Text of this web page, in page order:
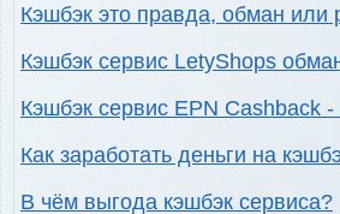
Кэшбэк это правда, обман или
Кэшбэк сервис LetyShops
Кэшбэк сервис EPN Cashback -
Как заработать деньги на
В чём выгода кэшбэк сервиса?